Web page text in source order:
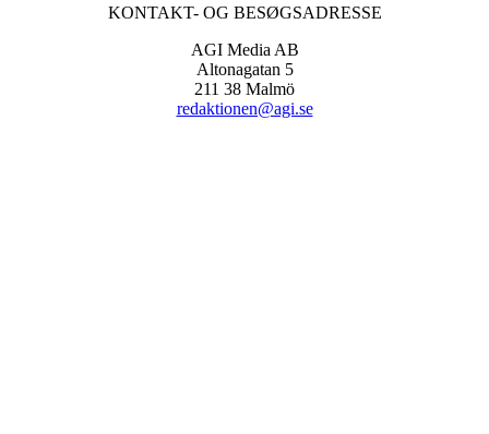
KONTAKT- OG BESØGSADRESSE
AGI Media AB
Altonagatan 5
211 38 Malmö
redaktionen@agi.se